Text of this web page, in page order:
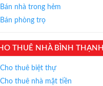
Bán nhà trong hẻm
Bán phòng trọ
THUÊ NHÀ BÌNH THẠNH
Cho thuê biệt thự
Cho thuê nhà mặt tiền